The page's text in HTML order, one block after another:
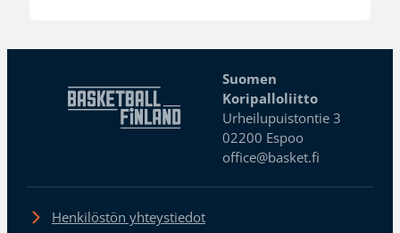
Suomen
Koripalloliitto
Urheilupuistontie 3
02200 Espoo
office@basket.fi
Henkilöstön yhteystiedot